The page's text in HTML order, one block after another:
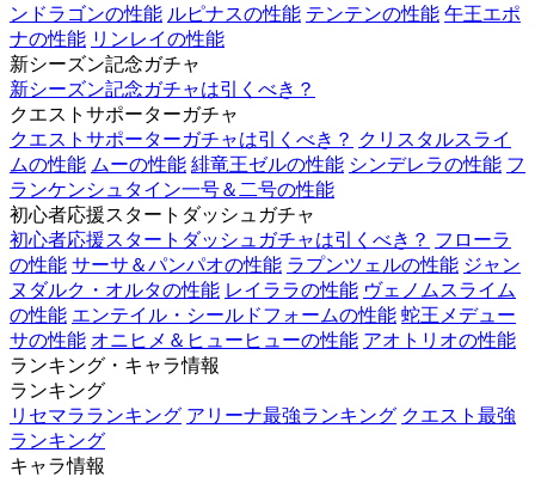
ンドラゴンの性能 ルピナスの性能 テンテンの性能 午王エポ
ナの性能 リンレイの性能
新シーズン記念ガチャ
新シーズン記念ガチャは引くべき？
クエストサポーターガチャ
クエストサポーターガチャは引くべき？ クリスタルスライ
ムの性能 ムーの性能 緋竜王ゼルの性能 シンデレラの性能 フ
ランケンシュタイン一号＆二号の性能
初心者応援スタートダッシュガチャ
初心者応援スタートダッシュガチャは引くべき？ フローラ
の性能 サーサ＆パンパオの性能 ラプンツェルの性能 ジャン
ヌダルク・オルタの性能 レイララの性能 ヴェノムスライム
の性能 エンテイル・シールドフォームの性能 蛇王メデュー
サの性能 オニヒメ＆ヒューヒューの性能 アオトリオの性能
ランキング・キャラ情報
ランキング
リセマラランキング アリーナ最強ランキング クエスト最強
ランキング
キャラ情報